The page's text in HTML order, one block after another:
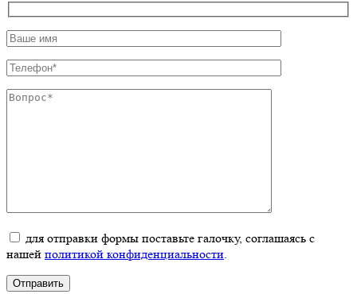
для отправки формы поставьте галочку, соглашаясь с
нашей политикой конфиденциальности